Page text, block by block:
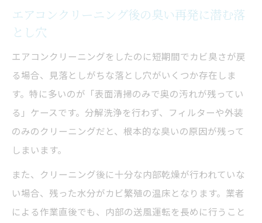
ック
換気と湿度管理のポイント
エアコン臭対策の実践例と体験談
エアコンクリーニング後の臭い再発を防ぐ暮ら
しの工夫
臭い再発予防の生活習慣チェック表
エアコン使用後に実践したい乾燥方法
日常的な換気と掃除のタイミング
カビ臭を防ぐための室内環境作り
再発リスクを減らす生活改善ポイント
エアコンクリーニング後の臭い再発に潜む落
とし穴
エアコンクリーニングをしたのに短期間でカビ臭さが戻
る場合、見落としがちな落とし穴がいくつか存在しま
す。特に多いのが「表面清掃のみで奥の汚れが残ってい
る」ケースです。分解洗浄を行わず、フィルターや外装
のみのクリーニングだと、根本的な臭いの原因が残って
しまいます。
また、クリーニング後に十分な内部乾燥が行われていな
い場合、残った水分がカビ繁殖の温床となります。業者
による作業直後でも、内部の送風運転を長めに行うこと